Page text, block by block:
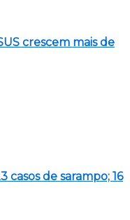
crescem mais de
casos de sarampo; 16